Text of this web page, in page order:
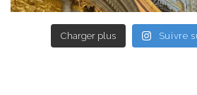
Charger plus Suivre